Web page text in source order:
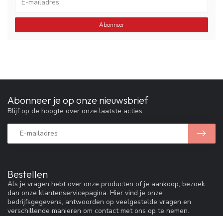
Abonneer
Bestellen
Als je vragen hebt over onze producten of je aankoop, bezoek
dan onze klantenservicepagina. Hier vind je onze
bedrijfsgegevens, antwoorden op veelgestelde vragen en
verschillende manieren om contact met ons op te nemen.
Abonneer je op onze nieuwsbrief
Blijf op de hoogte over onze laatste acties